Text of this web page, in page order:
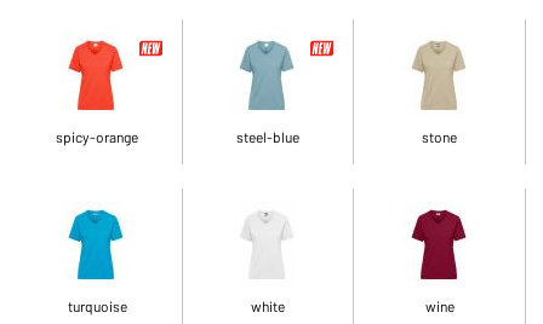
spicy-orange steel-blue stone
turquoise white wine